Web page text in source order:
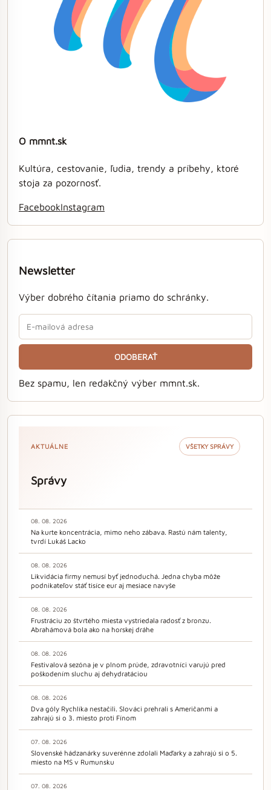
O mmnt.sk
Kultúra, cestovanie, ľudia, trendy a príbehy, ktoré
stoja za pozornosť.
FacebookInstagram
Newsletter
Výber dobrého čítania priamo do schránky.
ODOBERAŤ
Bez spamu, len redakčný výber mmnt.sk.
AKTUÁLNE VŠETKY SPRÁVY
Správy
08. 08. 2026
Na kurte koncentrácia, mimo neho zábava. Rastú nám talenty,
tvrdí Lukáš Lacko
08. 08. 2026
Likvidácia firmy nemusí byť jednoduchá. Jedna chyba môže
podnikateľov stáť tisíce eur aj mesiace navyše
08. 08. 2026
Frustráciu zo štvrtého miesta vystriedala radosť z bronzu.
Abrahámová bola ako na horskej dráhe
08. 08. 2026
Festivalová sezóna je v plnom prúde, zdravotníci varujú pred
poškodením sluchu aj dehydratáciou
08. 08. 2026
Dva góly Rychlíka nestačili. Slováci prehrali s Američanmi a
zahrajú si o 3. miesto proti Fínom
07. 08. 2026
Slovenské hádzanárky suverénne zdolali Maďarky a zahrajú si o 5.
miesto na MS v Rumunsku
07. 08. 2026